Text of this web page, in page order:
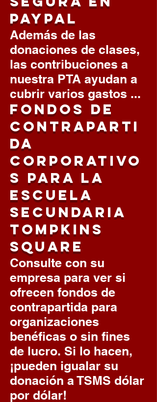
PayPal
Además de las
donaciones de clases,
las contribuciones a
nuestra PTA ayudan a
cubrir varios gastos ...
Fondos de
contraparti
da
corporativo
s para la
escuela
secundaria
Tompkins
Square
Consulte con su
empresa para ver si
ofrecen fondos de
contrapartida para
organizaciones
benéficas o sin fines
de lucro. Si lo hacen,
¡pueden igualar su
donación a TSMS dólar
por dólar!